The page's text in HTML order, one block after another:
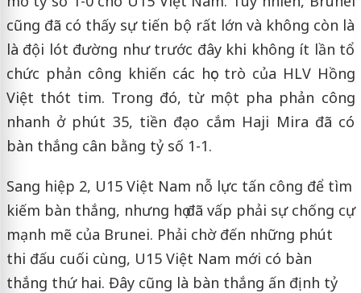
cũng đã có thấy sự tiến bộ rất lớn và không còn là
là đội lót đường như trước đây khi không ít lần tổ
chức phản công khiến các học trò của HLV Hồng
Việt thót tim. Trong đó, từ một pha phản công
nhanh ở phút 35, tiền đạo cắm Haji Mira đã có
bàn thắng cân bằng tỷ số 1-1.
Sang hiệp 2, U15 Việt Nam nỗ lực tấn công để tìm
kiếm bàn thắng, nhưng họ đã vấp phải sự chống cự
mạnh mẽ của Brunei. Phải chờ đến những phút
thi đấu cuối cùng, U15 Việt Nam mới có bàn
thắng thứ hai. Đây cũng là bàn thắng ấn định tỷ